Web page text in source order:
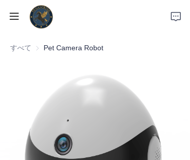
すべて Pet Camera Robot
私たちについて